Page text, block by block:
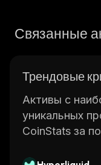
Связанные
Трендовые
Активы с
уникальных
CoinStats за